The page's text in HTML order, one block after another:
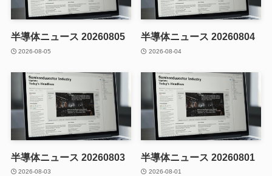
半導体ニュース 20260805
2026-08-05
半導体ニュース 20260804
2026-08-04
半導体ニュース 20260803
2026-08-03
半導体ニュース 20260801
2026-08-01